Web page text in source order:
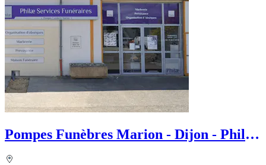
Pompes Funèbres Marion - Dijon - Philae